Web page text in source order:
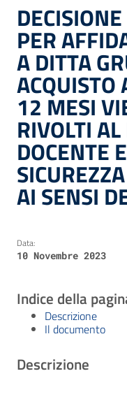
PER
A DITTA
12 MESI
RIVOLTI
DOCENTE
AI SENSI
Data:
10 Novembre 2023
Indice della
Descrizione
Il documento
Descrizione